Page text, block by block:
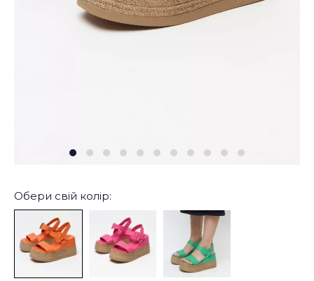
Обери свій колір: